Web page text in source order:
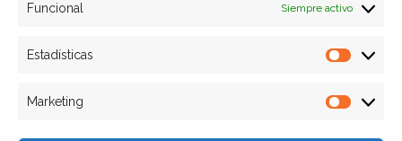
Funcional Siempre activo
Estadísticas
Marketing